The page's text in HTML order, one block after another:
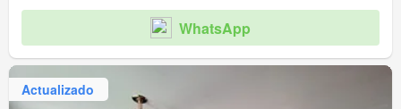
WhatsApp
Actualizado